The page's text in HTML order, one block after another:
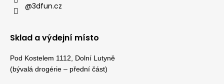
@3dfun.cz
Sklad a výdejní místo
Pod Kostelem 1112, Dolní Lutyně
(bývalá drogérie – přední část)